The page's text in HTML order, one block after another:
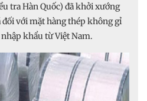
tra Hàn Quốc) đã khởi xướng
đối với mặt hàng thép không gỉ
khẩu từ Việt Nam.